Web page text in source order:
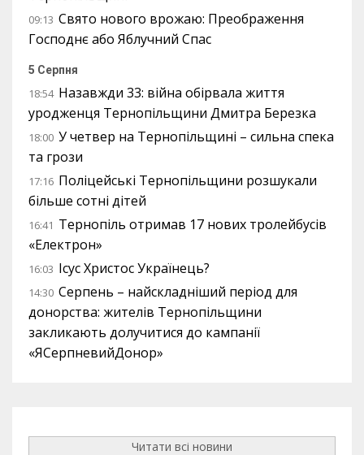
09:13 Свято нового врожаю: Преображення
Господнє або Яблучний Спас
5 Серпня
18:54 Назавжди 33: війна обірвала життя
уродженця Тернопільщини Дмитра Березка
18:00 У четвер на Тернопільщині – сильна спека
та грози
17:16 Поліцейські Тернопільщини розшукали
більше сотні дітей
16:41 Тернопіль отримав 17 нових тролейбусів
«Електрон»
16:03 Ісус Христос Українець?
14:30 Серпень – найскладніший період для
донорства: жителів Тернопільщини
закликають долучитися до кампанії
«ЯСерпневийДонор»
Читати всі новини